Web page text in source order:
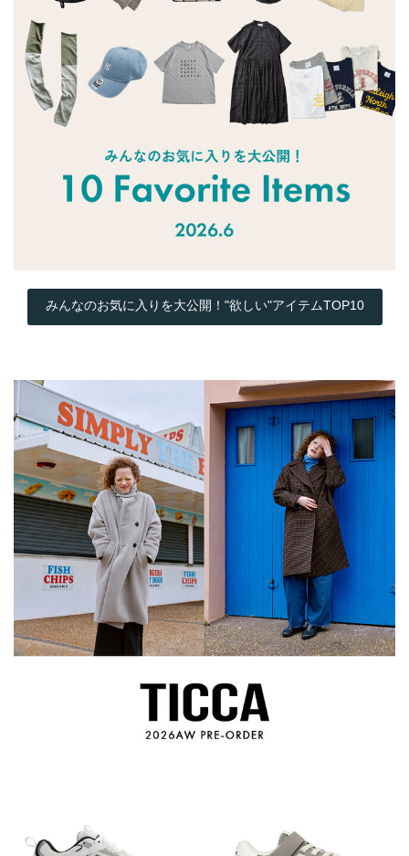
みんなのお気に入りを大公開！"欲しい"アイテムTOP10